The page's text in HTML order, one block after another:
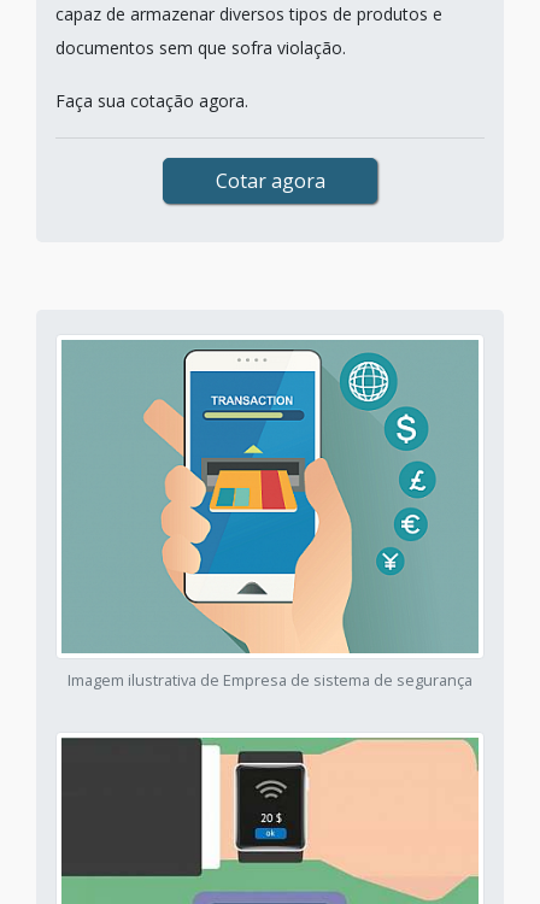
capaz de armazenar diversos tipos de produtos e
documentos sem que sofra violação.
Faça sua cotação agora.
Cotar agora
Imagem ilustrativa de Empresa de sistema de segurança